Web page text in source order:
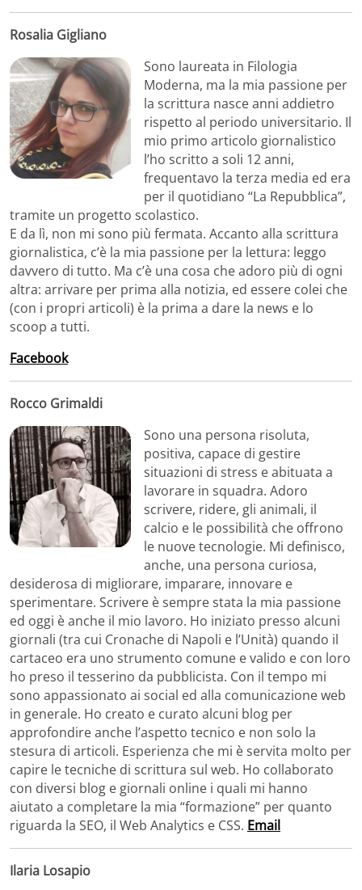
Rosalia Gigliano
Sono laureata in Filologia
Moderna, ma la mia passione per
la scrittura nasce anni addietro
rispetto al periodo universitario. Il
mio primo articolo giornalistico
l’ho scritto a soli 12 anni,
frequentavo la terza media ed era
per il quotidiano “La Repubblica”,
tramite un progetto scolastico.
E da lì, non mi sono più fermata. Accanto alla scrittura
giornalistica, c’è la mia passione per la lettura: leggo
davvero di tutto. Ma c’è una cosa che adoro più di ogni
altra: arrivare per prima alla notizia, ed essere colei che
(con i propri articoli) è la prima a dare la news e lo
scoop a tutti.
Facebook
Rocco Grimaldi
Sono una persona risoluta,
positiva, capace di gestire
situazioni di stress e abituata a
lavorare in squadra. Adoro
scrivere, ridere, gli animali, il
calcio e le possibilità che offrono
le nuove tecnologie. Mi definisco,
anche, una persona curiosa,
desiderosa di migliorare, imparare, innovare e
sperimentare. Scrivere è sempre stata la mia passione
ed oggi è anche il mio lavoro. Ho iniziato presso alcuni
giornali (tra cui Cronache di Napoli e l’Unità) quando il
cartaceo era uno strumento comune e valido e con loro
ho preso il tesserino da pubblicista. Con il tempo mi
sono appassionato ai social ed alla comunicazione web
in generale. Ho creato e curato alcuni blog per
approfondire anche l’aspetto tecnico e non solo la
stesura di articoli. Esperienza che mi è servita molto per
capire le tecniche di scrittura sul web. Ho collaborato
con diversi blog e giornali online i quali mi hanno
aiutato a completare la mia “formazione” per quanto
riguarda la SEO, il Web Analytics e CSS. Email
Ilaria Losapio